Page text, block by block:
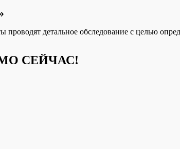
проводят детальное обследование с целью
СЕЙЧАС!